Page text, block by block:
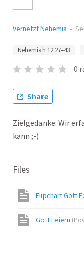
Vernetzt Nehemia •
Nehemiah 12:27–43
0
Share
Zielgedanke: Wir
kann ;-)
Files
Flipchart Gott
Gott Feiern (